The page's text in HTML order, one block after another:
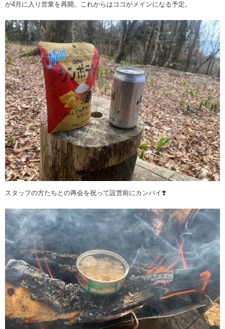
が4月に入り営業を再開。これからはココがメインになる予定。
スタッフの方たちとの再会を祝って設営前にカンパイ❣️